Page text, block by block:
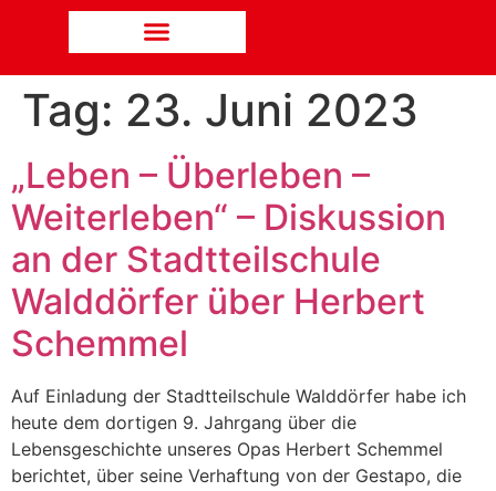
Tag: 23. Juni 2023
„Leben – Überleben –
Weiterleben“ – Diskussion
an der Stadtteilschule
Walddörfer über Herbert
Schemmel
Auf Einladung der Stadtteilschule Walddörfer habe ich
heute dem dortigen 9. Jahrgang über die
Lebensgeschichte unseres Opas Herbert Schemmel
berichtet, über seine Verhaftung von der Gestapo, die